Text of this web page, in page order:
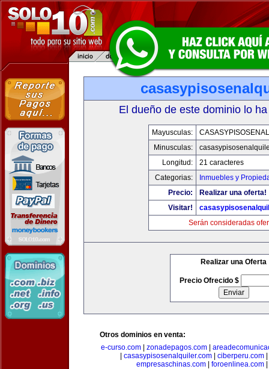
El dueño de este dominio lo
Mayusculas:
Minusculas:
Longitud:
21 caracteres
Categorias:
Inmuebles y
Precio:
Realizar una oferta!
Visitar!
Serán consideradas
Realizar una Oferta
Precio Ofrecido $
Otros dominios en venta:
e-curso.com| zonadepagos.com|
casasypisosenalquiler.com ciberperu.com
empresaschinas.com| foroenlinea.com|